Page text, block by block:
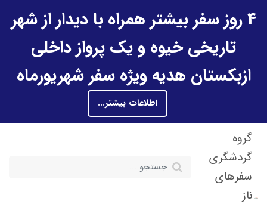
4 روز سفر بیشتر همراه با دیدار از شهر
تاریخی خیوه و یک پرواز داخلی
ازبکستان هدیه ویژه سفر شهریورماه
اطلاعات بیشتر...
گروه
گردشگری
سفرهای
ناز